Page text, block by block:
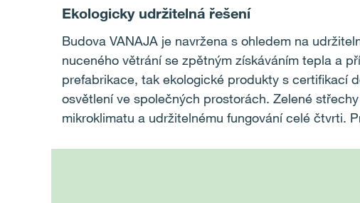
Ekologicky udržitelná řešení
Budova VANAJA je navržena s ohledem na
nuceného větrání se zpětným získáváním tepla a
prefabrikace, tak ekologické produkty s certifikací
osvětlení ve společných prostorách. Zelené
mikroklimatu a udržitelnému fungování celé čtvrti.